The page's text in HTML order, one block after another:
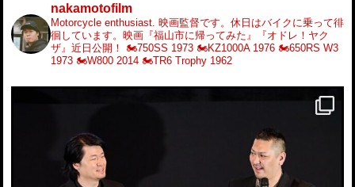
nakamotofilm
Motorcycle enthusiast. 映画監督です。休日はバイクに乗って徘
徊しています。映画『福山市に帰ってみた』『オドレ！ヤク
ザ』近日公開！
🏍️750SS 1973 🏍️KZ1000A 1976 🏍️650RS W3
1973 🏍️W800 2014 🏍️TR6 Trophy 1962